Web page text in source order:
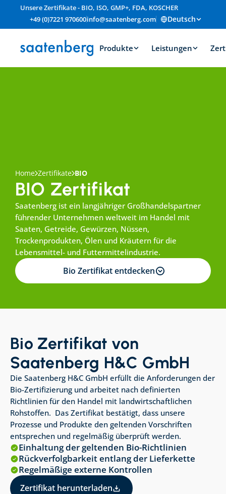
Unsere Zertifikate - BIO, ISO, GMP+, FDA, KOSCHER
+49 (0)7221 970600info@saatenberg.com Deutsch
Produkte Leistungen
Home Zertifikate BIO
BIO Zertifikat
Saatenberg ist ein langjähriger Großhandelspartner
führender Unternehmen weltweit im Handel mit
Saaten, Getreide, Gewürzen, Nüssen,
Trockenprodukten, Ölen und Kräutern für die
Lebensmittel- und Futtermittelindustrie.
Bio Zertifikat entdecken
Bio Zertifikat von
Saatenberg H&C GmbH
Die Saatenberg H&C GmbH erfüllt die Anforderungen der
Bio-Zertifizierung und arbeitet nach definierten
Richtlinien für den Handel mit landwirtschaftlichen
Rohstoffen.  Das Zertifikat bestätigt, dass unsere
Prozesse und Produkte den geltenden Vorschriften
entsprechen und regelmäßig überprüft werden.
Einhaltung der geltenden Bio-Richtlinien
Rückverfolgbarkeit entlang der Lieferkette
Regelmäßige externe Kontrollen
Zertifikat herunterladen